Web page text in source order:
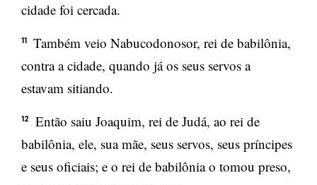
cidade foi cercada.
11
Também veio Nabucodonosor, rei de babilônia,
contra a cidade, quando já os seus servos a
estavam sitiando.
12
Então saiu Joaquim, rei de Judá, ao rei de
babilônia, ele, sua mãe, seus servos, seus príncipes
e seus oficiais; e o rei de babilônia o tomou preso,